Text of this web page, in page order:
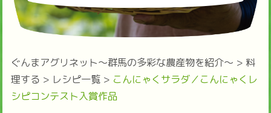
ぐんまアグリネット～群馬の多彩な農産物を紹介～ > 料
理する > レシピ一覧> こんにゃくサラダ／こんにゃくレ
シピコンテスト入賞作品